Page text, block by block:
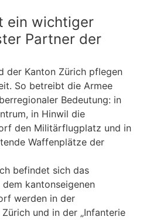
ein wichtiger
Partner der
der Kanton Zürich pflegen
So betreibt die Armee
Bedeutung: in
in Hinwil die
den Militärflugplatz und in
Waffenplätze der
befindet sich das
kantonseigenen
werden in der
und in der „Infanterie